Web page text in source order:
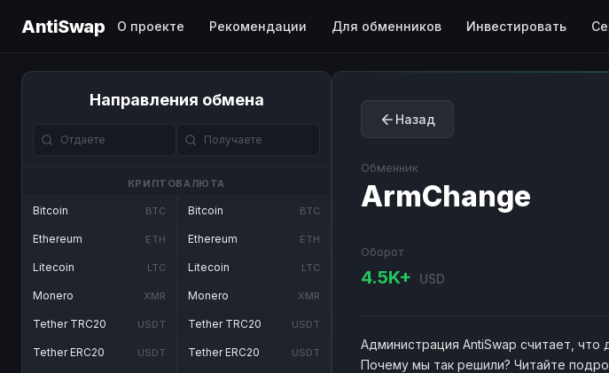
AntiSwap О проекте Рекомендации Для обменников Инвестировать
Направления обмена
КРИПТОВАЛЮТА
Bitcoin BTC
Ethereum ETH
Litecoin LTC
Monero XMR
Tether TRC20 USDT
Tether ERC20 USDT
Bitcoin BTC
Ethereum ETH
Litecoin LTC
Monero XMR
Tether TRC20 USDT
Tether ERC20 USDT
Назад
Обменник
ArmChange
Оборот
4.5K+ USD
Администрация AntiSwap считает,
Почему мы так решили? Читайте